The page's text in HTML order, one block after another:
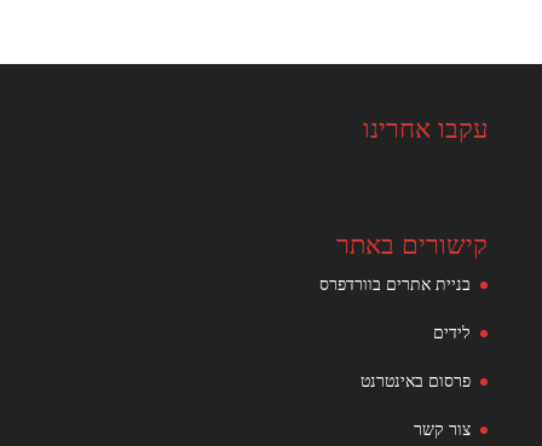
עקבו אחרינו
קישורים באתר
בניית אתרים בוורדפרס
לידים
פרסום באינטרנט
צור קשר